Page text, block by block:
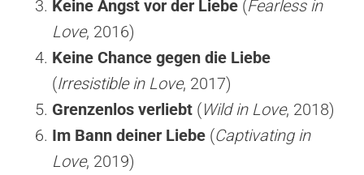
Keine Angst vor der Liebe (Fearless in
Love, 2016)
Keine Chance gegen die Liebe
(Irresistible in Love, 2017)
Grenzenlos verliebt (Wild in Love, 2018)
Im Bann deiner Liebe (Captivating in
Love, 2019)